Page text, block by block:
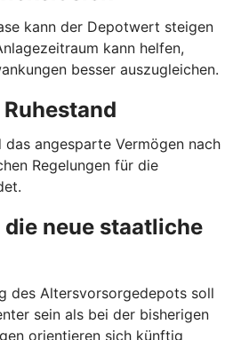
kann der Depotwert steigen
kann helfen,
besser auszugleichen.
das angesparte Vermögen nach
Regelungen für die
neue staatliche
des Altersvorsorgedepots soll
sein als bei der bisherigen
orientieren sich künftig